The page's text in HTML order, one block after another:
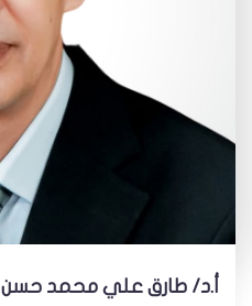
أ.د/ طارق علي محمد حسن